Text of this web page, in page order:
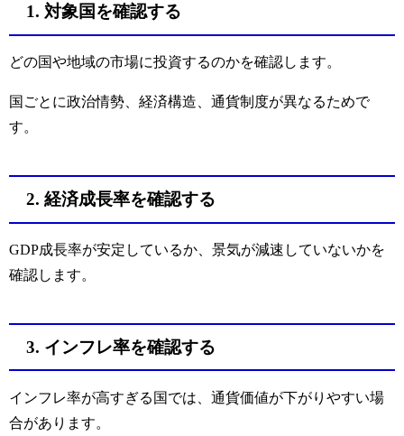
1. 対象国を確認する
どの国や地域の市場に投資するのかを確認します。
国ごとに政治情勢、経済構造、通貨制度が異なるためで
す。
2. 経済成長率を確認する
GDP成長率が安定しているか、景気が減速していないかを
確認します。
3. インフレ率を確認する
インフレ率が高すぎる国では、通貨価値が下がりやすい場
合があります。